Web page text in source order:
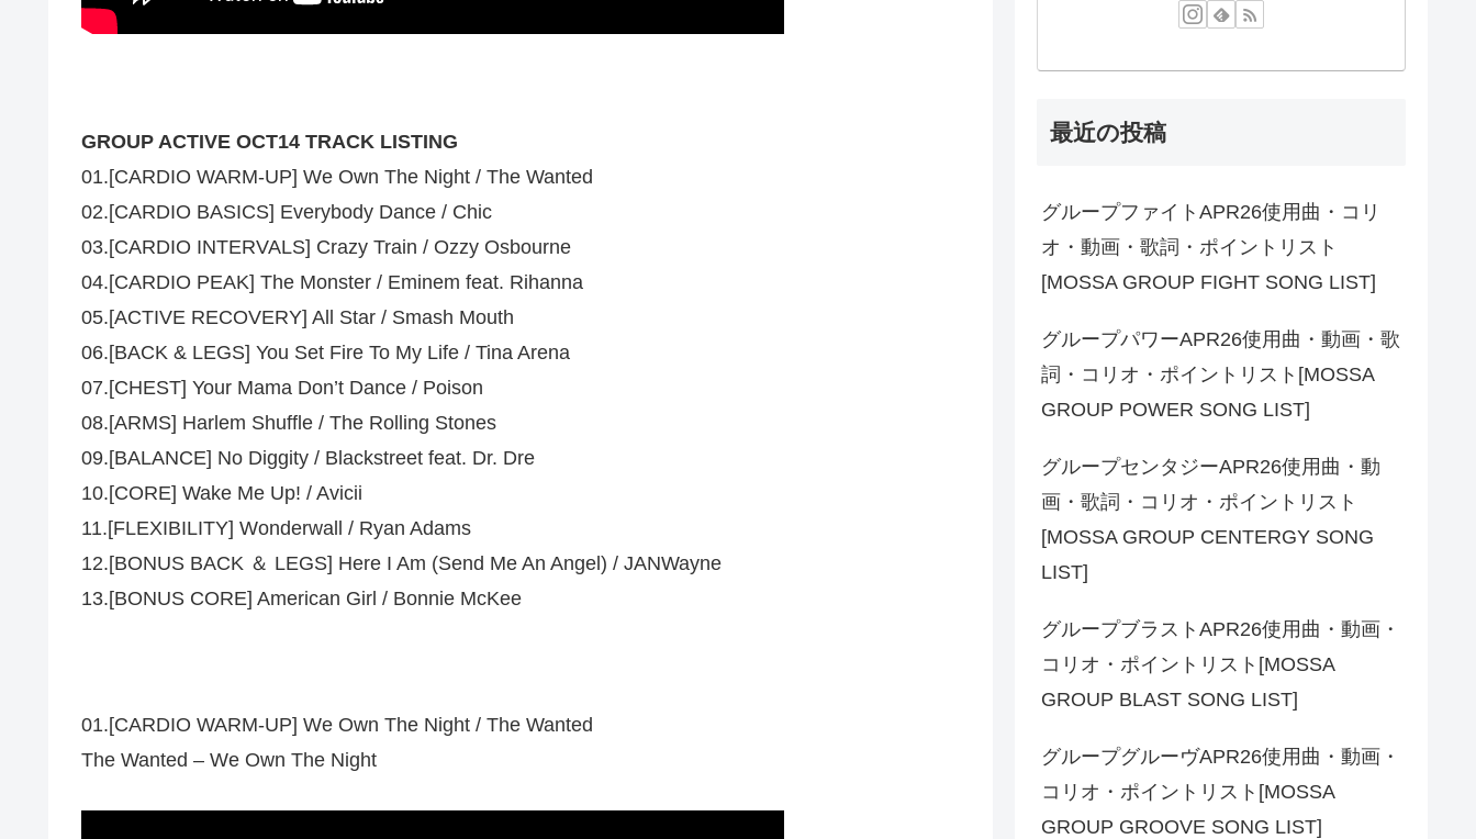
GROUP ACTIVE OCT14 TRACK LISTING
01.[CARDIO WARM-UP] We Own The Night / The Wanted
02.[CARDIO BASICS] Everybody Dance / Chic
03.[CARDIO INTERVALS] Crazy Train / Ozzy Osbourne
04.[CARDIO PEAK] The Monster / Eminem feat. Rihanna
05.[ACTIVE RECOVERY] All Star / Smash Mouth
06.[BACK & LEGS] You Set Fire To My Life / Tina Arena
07.[CHEST] Your Mama Don’t Dance / Poison
08.[ARMS] Harlem Shuffle / The Rolling Stones
09.[BALANCE] No Diggity / Blackstreet feat. Dr. Dre
10.[CORE] Wake Me Up! / Avicii
11.[FLEXIBILITY] Wonderwall / Ryan Adams
12.[BONUS BACK ＆ LEGS] Here I Am (Send Me An Angel) / JANWayne
13.[BONUS CORE] American Girl / Bonnie McKee
01.[CARDIO WARM-UP] We Own The Night / The Wanted
The Wanted – We Own The Night
最近の投稿
グループファイトAPR26使用曲・コリ
オ・動画・歌詞・ポイントリスト
[MOSSA GROUP FIGHT SONG LIST]
グループパワーAPR26使用曲・動画・歌
詞・コリオ・ポイントリスト[MOSSA
GROUP POWER SONG LIST]
グループセンタジーAPR26使用曲・動
画・歌詞・コリオ・ポイントリスト
[MOSSA GROUP CENTERGY SONG
LIST]
グループブラストAPR26使用曲・動画・
コリオ・ポイントリスト[MOSSA
GROUP BLAST SONG LIST]
グループグルーヴAPR26使用曲・動画・
コリオ・ポイントリスト[MOSSA
GROUP GROOVE SONG LIST]